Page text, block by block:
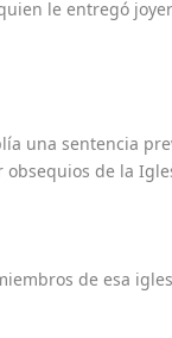
le entregó
una sentencia
de la
de esa